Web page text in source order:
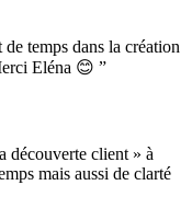
temps dans la création
Eléna 😊 ”
découverte client » à
mais aussi de clarté